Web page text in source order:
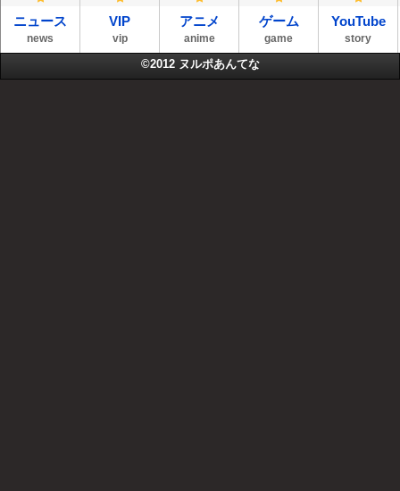
ニュース
news
VIP
vip
アニメ
anime
ゲーム
game
YouTube
story
©2012 ヌルポあんてな